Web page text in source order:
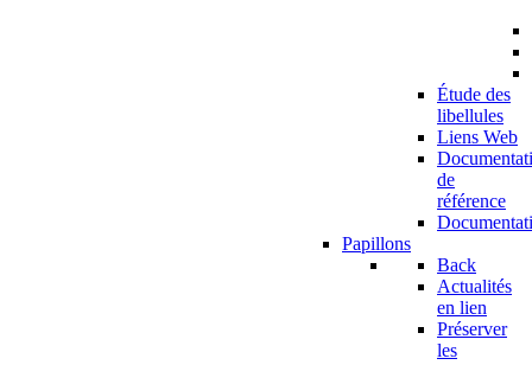
Étude des
libellules
Liens Web
de
référence
Papillons
Back
Actualités
en lien
Préserver
les